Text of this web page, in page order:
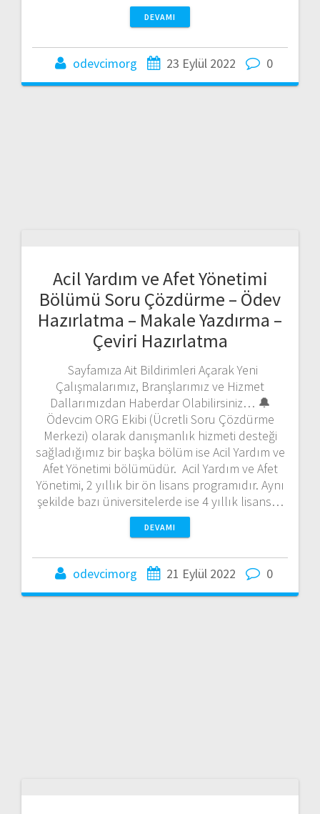
DEVAMI
odevcimorg 23 Eylül 2022 0
Acil Yardım ve Afet Yönetimi
Bölümü Soru Çözdürme – Ödev
Hazırlatma – Makale Yazdırma –
Çeviri Hazırlatma
Sayfamıza Ait Bildirimleri Açarak Yeni
Çalışmalarımız, Branşlarımız ve Hizmet
Dallarımızdan Haberdar Olabilirsiniz… 🔔
Ödevcim ORG Ekibi (Ücretli Soru Çözdürme
Merkezi) olarak danışmanlık hizmeti desteği
sağladığımız bir başka bölüm ise Acil Yardım ve
Afet Yönetimi bölümüdür. Acil Yardım ve Afet
Yönetimi, 2 yıllık bir ön lisans programıdır. Aynı
şekilde bazı üniversitelerde ise 4 yıllık lisans…
DEVAMI
odevcimorg 21 Eylül 2022 0